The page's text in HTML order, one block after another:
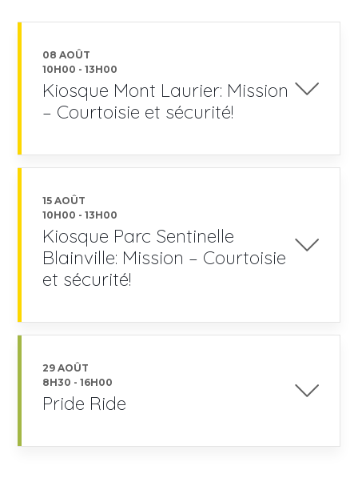
08 AOÛT
10H00 -13H00
Kiosque Mont Laurier: Mission
– Courtoisie et sécurité!
15 AOÛT
10H00 -13H00
Kiosque Parc Sentinelle
Blainville: Mission – Courtoisie
et sécurité!
29 AOÛT
8H30 -16H00
Pride Ride